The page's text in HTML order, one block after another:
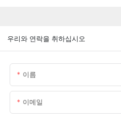
우리와 연락을 취하십시오
이름
이메일